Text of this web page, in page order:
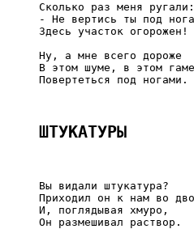
     Сколько раз меня ругали:
- Не вертись ты под
     Здесь участок огорожен!
     Ну, а мне всего дороже
     В этом шуме, в этом гаме
     Повертеться под ногами.
ШТУКАТУРЫ
     Вы видали штукатура?
Приходил он к нам во
     И, поглядывая хмуро,
     Он размешивал раствор.